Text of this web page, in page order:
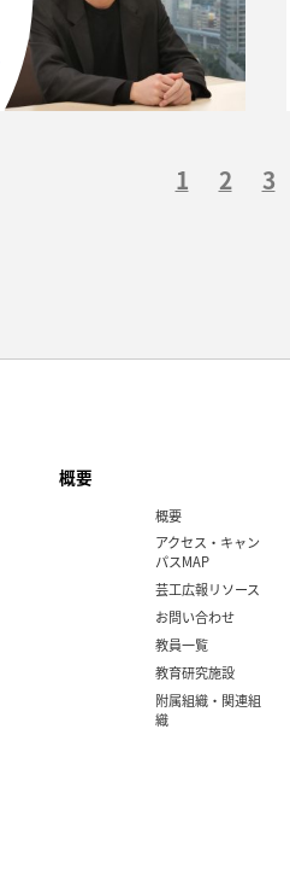
1 2 3
概要
概要
アクセス・キャン
パスMAP
芸工広報リソース
お問い合わせ
教員一覧
教育研究施設
附属組織・関連組
織